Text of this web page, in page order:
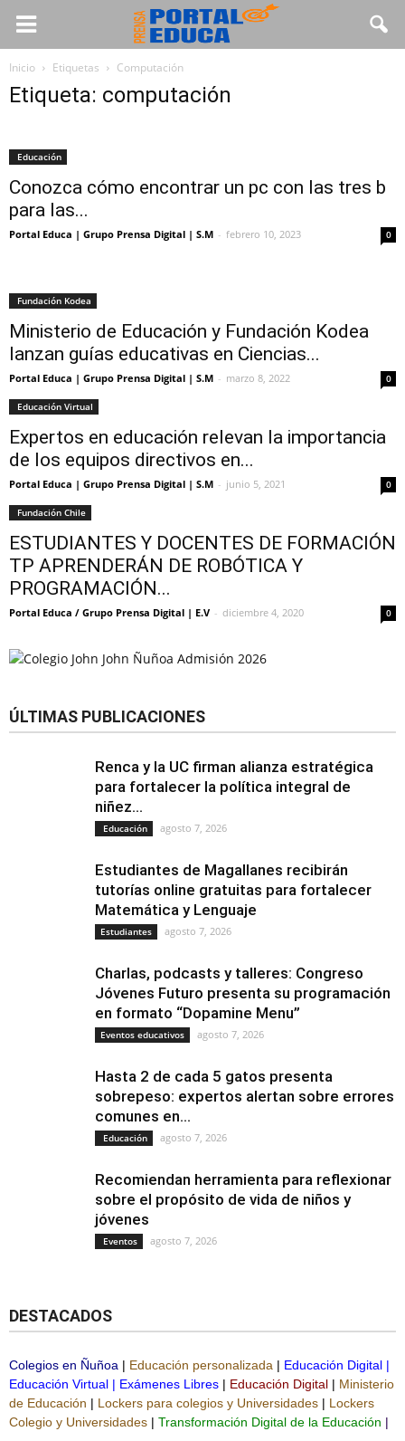
Inicio Etiquetas Computación
Etiqueta: computación
Educación
Conozca cómo encontrar un pc con las tres b
para las...
Portal Educa | Grupo Prensa Digital | S.M - febrero 10, 2023 0
Fundación Kodea
Ministerio de Educación y Fundación Kodea
lanzan guías educativas en Ciencias...
Portal Educa | Grupo Prensa Digital | S.M - marzo 8, 2022 0
Educación Virtual
Expertos en educación relevan la importancia
de los equipos directivos en...
Portal Educa | Grupo Prensa Digital | S.M - junio 5, 2021 0
Fundación Chile
ESTUDIANTES Y DOCENTES DE FORMACIÓN
TP APRENDERÁN DE ROBÓTICA Y
PROGRAMACIÓN...
Portal Educa / Grupo Prensa Digital | E.V - diciembre 4, 2020 0
ÚLTIMAS PUBLICACIONES
Renca y la UC firman alianza estratégica
para fortalecer la política integral de
niñez...
Educación agosto 7, 2026
Estudiantes de Magallanes recibirán
tutorías online gratuitas para fortalecer
Matemática y Lenguaje
Estudiantes agosto 7, 2026
Charlas, podcasts y talleres: Congreso
Jóvenes Futuro presenta su programación
en formato “Dopamine Menu”
Eventos educativos agosto 7, 2026
Hasta 2 de cada 5 gatos presenta
sobrepeso: expertos alertan sobre errores
comunes en...
Educación agosto 7, 2026
Recomiendan herramienta para reflexionar
sobre el propósito de vida de niños y
jóvenes
Eventos agosto 7, 2026
DESTACADOS
Colegios en Ñuñoa | Educación personalizada | Educación Digital |
Educación Virtual | Exámenes Libres | Educación Digital | Ministerio
de Educación | Lockers para colegios y Universidades | Lockers
Colegio y Universidades | Transformación Digital de la Educación |